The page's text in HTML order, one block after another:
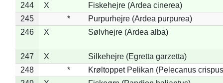
244 X
Fiskehejre (Ardea cinerea)
245
*
Purpurhejre (Ardea purpurea)
246
X Sølvhejre (Ardea alba)
247 X
Silkehejre (Egretta garzetta)
248
*
Krøltoppet Pelikan (Pelecanus